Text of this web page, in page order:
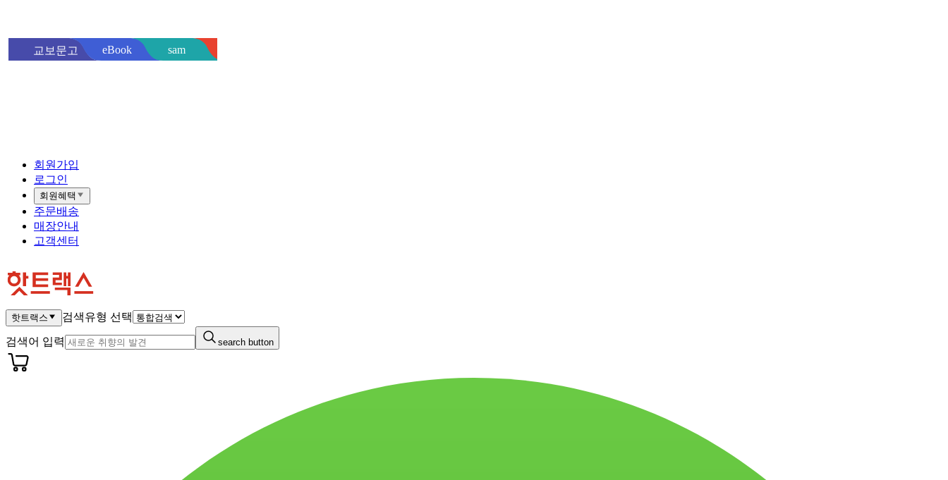
교보문고 eBook sam
회원가입
로그인
회원혜택
주문배송
매장안내
고객센터
핫트랙스 검색유형 선택
검색어 입력 search button